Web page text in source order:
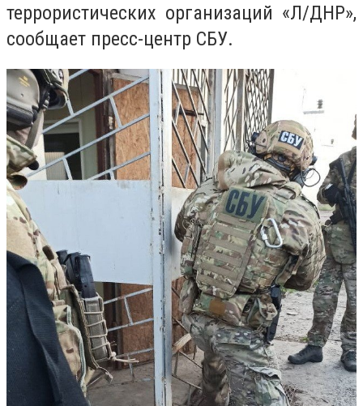
террористических организаций «Л/ДНР»,
сообщает пресс-центр СБУ.